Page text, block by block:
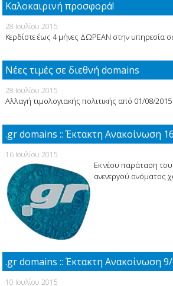
Καλοκαιρινή προσφορά!
28 Ιουλίου 2015
Κερδίστε έως 4 μήνες ΔΩΡΕΑΝ στην υπηρεσία
Νέες τιμές σε διεθνή domains
28 Ιουλίου 2015
Αλλαγή τιμολογιακής πολιτικής από 01/08/
.gr domains :: Έκτακτη Ανακοίνωση
16 Ιουλίου 2015
Εκ νέου παράταση
ανενεργού
.gr domains :: Έκτακτη Ανακοίνωση
10 Ιουλίου 2015